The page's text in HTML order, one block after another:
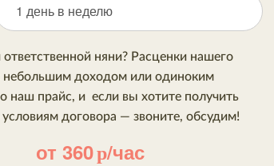
1 день в неделю
няни? Расценки нашего
небольшим доходом или одиноким
наш прайс, и если вы хотите получить
договора — звоните, обсудим!
от 360р/час